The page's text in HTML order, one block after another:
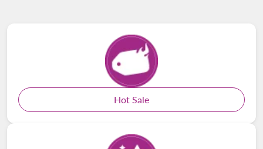
Hot Sale